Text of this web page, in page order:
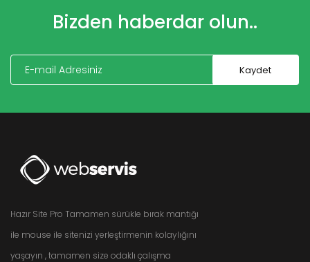
Bizden haberdar olun..
Hazır Site Pro Tamamen sürükle bırak mantığı
ile mouse ile sitenizi yerleştirmenin kolaylığını
yaşayın , tamamen size odaklı çalışma